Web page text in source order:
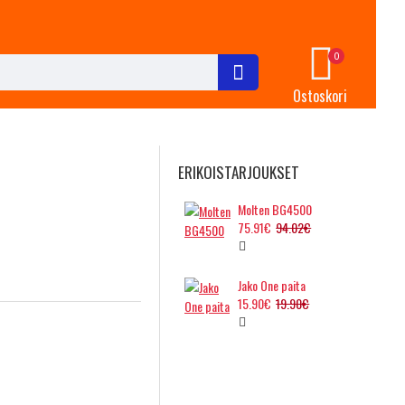
Ostoskori
0
ERIKOISTARJOUKSET
Molten BG4500
75.91€ 94.02€
Jako One paita
15.90€ 19.90€